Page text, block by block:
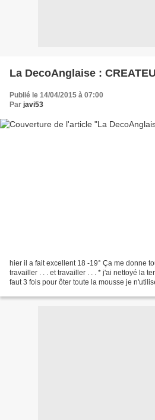
La DecoAnglaise :
Publié le 14/04/2015 à 07:00
Par javi53
hier il a fait excellent 18 -19° Ça me donne
travailler . . . et travailler . . . * j'ai nettoyé la
faut 3 fois pour ôter toute la mousse je